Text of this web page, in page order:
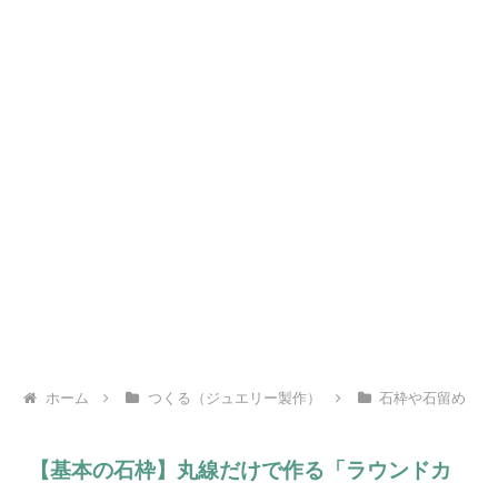
ホーム つくる（ジュエリー製作） 石枠や石留め
【基本の石枠】丸線だけで作る「ラウンドカ